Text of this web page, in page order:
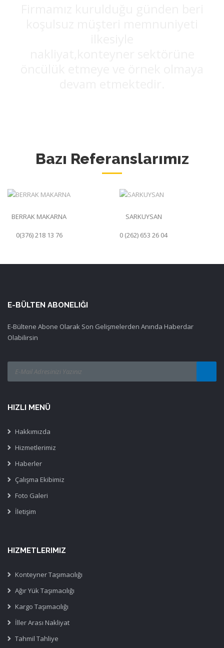
Bazı Referanslarımız
BERRAK MAKARNA
0(376) 218 13 76
SARKUYSAN
0 (262) 653 26 04
E-BÜLTEN ABONELIĞI
E-Bültene Abone Olarak Son Gelişmelerden Anında Haberdar
Olabilirsin
HIZLI MENÜ
Hakkımızda
Hizmetlerimiz
Haberler
Çalışma Ekibimiz
Foto Galeri
İletişim
HIZMETLERIMIZ
Konteyner Taşımacılığı
Ağır Yük Taşımacılığı
Kargo Taşımacılığı
İller Arası Nakliyat
Tahmil Tahliye